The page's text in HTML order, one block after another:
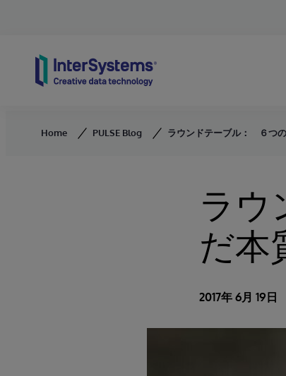
Home PULSE Blog ラウンドテーブル： ６つ
ラ
だ本
2017年 6月 19日